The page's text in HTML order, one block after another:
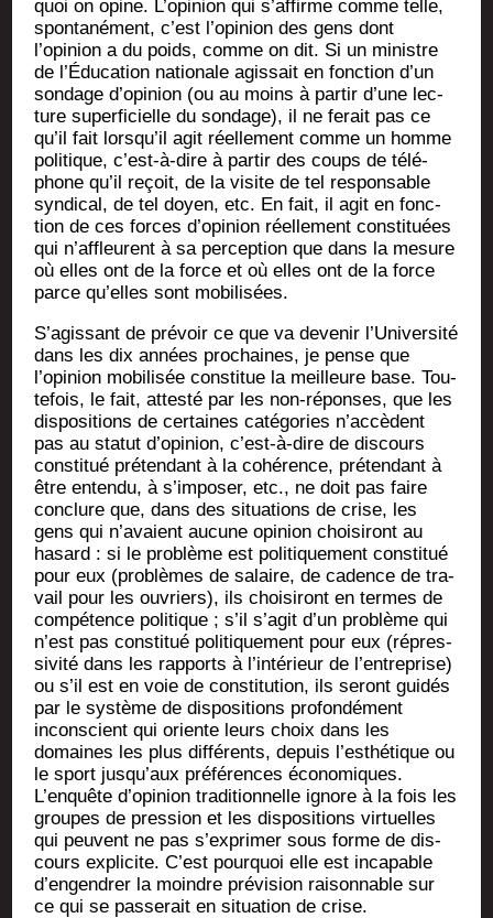
quoi on opine. L’opinion qui s’affirme comme telle,
spon­ta­né­ment, c’est l’opinion des gens dont
l’opinion a du poids, comme on dit. Si un ministre
de l’Éducation natio­nale agis­sait en fonc­tion d’un
son­dage d’opinion (ou au moins à par­tir d’une lec­
ture super­fi­cielle du son­dage), il ne ferait pas ce
qu’il fait lorsqu’il agit réel­le­ment comme un homme
poli­tique, c’est-à-dire à par­tir des coups de télé­
phone qu’il reçoit, de la visite de tel res­pon­sable
syn­di­cal, de tel doyen, etc. En fait, il agit en fonc­
tion de ces forces d’opinion réel­le­ment consti­tuées
qui n’affleurent à sa per­cep­tion que dans la mesure
où elles ont de la force et où elles ont de la force
parce qu’elles sont mobilisées.
S’agissant de pré­voir ce que va deve­nir l’Université
dans les dix années pro­chaines, je pense que
l’opinion mobi­li­sée consti­tue la meilleure base. Tou­
te­fois, le fait, attes­té par les non-réponses, que les
dis­po­si­tions de cer­taines caté­go­ries n’accèdent
pas au sta­tut d’opinion, c’est-à-dire de dis­cours
consti­tué pré­ten­dant à la cohé­rence, pré­ten­dant à
être enten­du, à s’imposer, etc., ne doit pas faire
conclure que, dans des situa­tions de crise, les
gens qui n’avaient aucune opi­nion choi­si­ront au
hasard : si le pro­blème est poli­ti­que­ment consti­tué
pour eux (pro­blèmes de salaire, de cadence de tra­
vail pour les ouvriers), ils choi­si­ront en termes de
com­pé­tence poli­tique ; s’il s’agit d’un pro­blème qui
n’est pas consti­tué poli­ti­que­ment pour eux (répres­
si­vi­té dans les rap­ports à l’intérieur de l’entreprise)
ou s’il est en voie de consti­tu­tion, ils seront gui­dés
par le sys­tème de dis­po­si­tions pro­fon­dé­ment
incons­cient qui oriente leurs choix dans les
domaines les plus dif­fé­rents, depuis l’esthétique ou
le sport jusqu’aux pré­fé­rences éco­no­miques.
L’enquête d’opinion tra­di­tion­nelle ignore à la fois les
groupes de pres­sion et les dis­po­si­tions vir­tuelles
qui peuvent ne pas s’exprimer sous forme de dis­
cours expli­cite. C’est pour­quoi elle est inca­pable
d’engendrer la moindre pré­vi­sion rai­son­nable sur
ce qui se pas­se­rait en situa­tion de crise.